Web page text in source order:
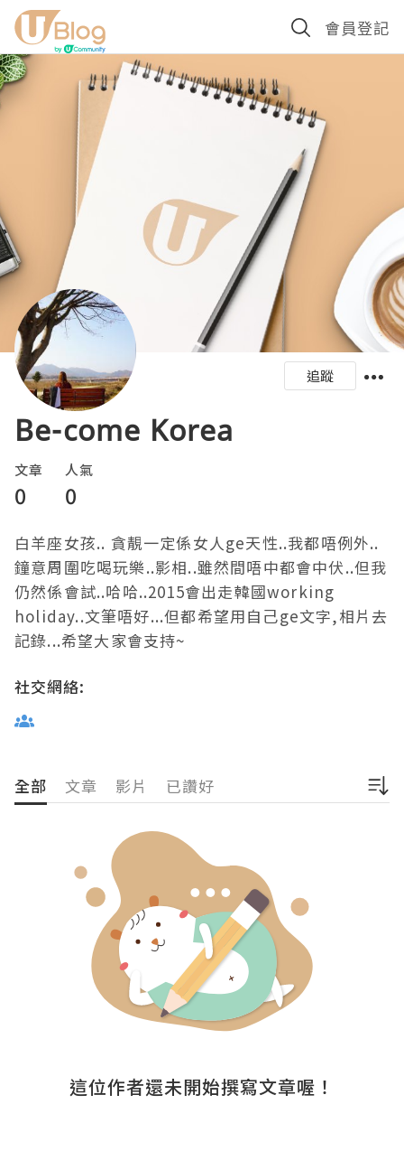
會員登記
追蹤
Be-come Korea
文章
0
人氣
0
白羊座女孩.. 貪靚一定係女人ge天性..我都唔例外..
鐘意周圍吃喝玩樂..影相..雖然間唔中都會中伏..但我
仍然係會試..哈哈..2015會出走韓國working
holiday..文筆唔好...但都希望用自己ge文字,相片去
記錄...希望大家會支持~
社交網絡:
全部 文章 影片 已讚好
這位作者還未開始撰寫文章喔！